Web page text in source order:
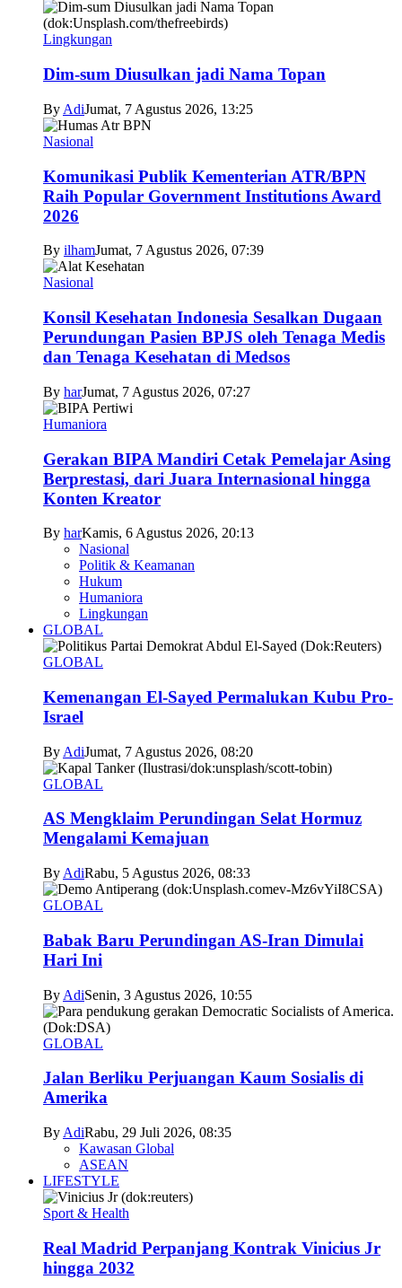
Lingkungan
Dim-sum Diusulkan jadi Nama Topan
By AdiJumat, 7 Agustus 2026, 13:25
Nasional
Komunikasi Publik Kementerian ATR/BPN
Raih Popular Government Institutions Award
2026
By ilhamJumat, 7 Agustus 2026, 07:39
Nasional
Konsil Kesehatan Indonesia Sesalkan Dugaan
Perundungan Pasien BPJS oleh Tenaga Medis
dan Tenaga Kesehatan di Medsos
By harJumat, 7 Agustus 2026, 07:27
Humaniora
Gerakan BIPA Mandiri Cetak Pemelajar Asing
Berprestasi, dari Juara Internasional hingga
Konten Kreator
By harKamis, 6 Agustus 2026, 20:13
Nasional
Politik & Keamanan
Hukum
Humaniora
Lingkungan
GLOBAL
GLOBAL
Kemenangan El-Sayed Permalukan Kubu Pro-
Israel
By AdiJumat, 7 Agustus 2026, 08:20
GLOBAL
AS Mengklaim Perundingan Selat Hormuz
Mengalami Kemajuan
By AdiRabu, 5 Agustus 2026, 08:33
GLOBAL
Babak Baru Perundingan AS-Iran Dimulai
Hari Ini
By AdiSenin, 3 Agustus 2026, 10:55
GLOBAL
Jalan Berliku Perjuangan Kaum Sosialis di
Amerika
By AdiRabu, 29 Juli 2026, 08:35
Kawasan Global
ASEAN
LIFESTYLE
Sport & Health
Real Madrid Perpanjang Kontrak Vinicius Jr
hingga 2032